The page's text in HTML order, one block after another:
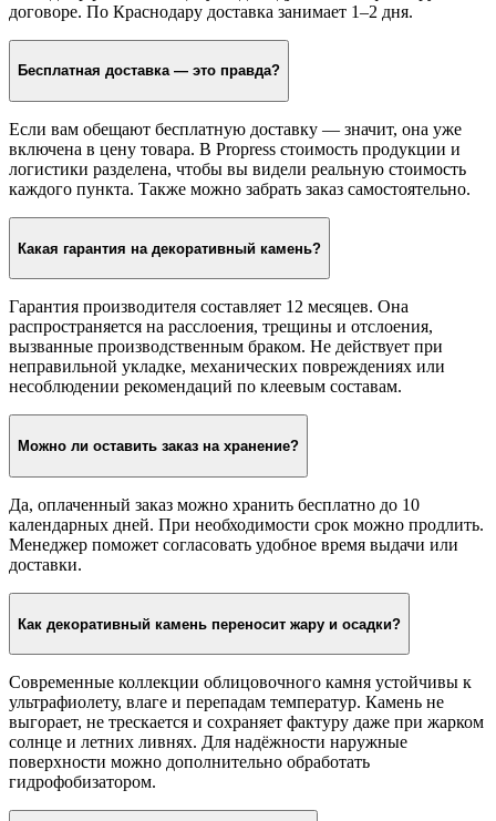
договоре. По Краснодару доставка занимает 1–2 дня.
Бесплатная доставка — это правда?
Если вам обещают бесплатную доставку — значит, она уже
включена в цену товара. В Propress стоимость продукции и
логистики разделена, чтобы вы видели реальную стоимость
каждого пункта. Также можно забрать заказ самостоятельно.
Какая гарантия на декоративный камень?
Гарантия производителя составляет 12 месяцев. Она
распространяется на расслоения, трещины и отслоения,
вызванные производственным браком. Не действует при
неправильной укладке, механических повреждениях или
несоблюдении рекомендаций по клеевым составам.
Можно ли оставить заказ на хранение?
Да, оплаченный заказ можно хранить бесплатно до 10
календарных дней. При необходимости срок можно продлить.
Менеджер поможет согласовать удобное время выдачи или
доставки.
Как декоративный камень переносит жару и осадки?
Современные коллекции облицовочного камня устойчивы к
ультрафиолету, влаге и перепадам температур. Камень не
выгорает, не трескается и сохраняет фактуру даже при жарком
солнце и летних ливнях. Для надёжности наружные
поверхности можно дополнительно обработать
гидрофобизатором.